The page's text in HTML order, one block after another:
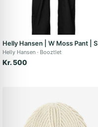
Helly Hansen | W Moss Pant | S
Helly Hansen Booztlet
Kr. 500